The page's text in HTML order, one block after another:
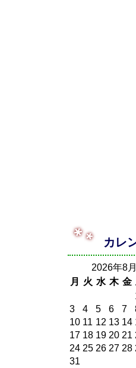
カレ
2026年8月
月
火 水 木 金
3
4 5 6 7
10 11 12 13 14
17 18 19 20 21
24 25 26 27 28
31